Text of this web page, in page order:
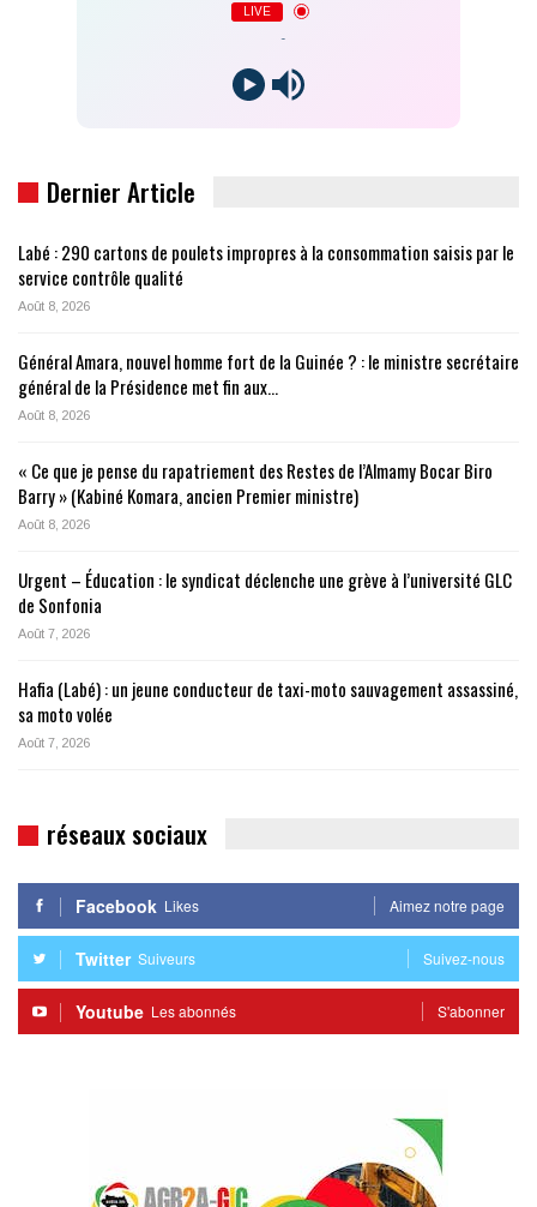
LIVE
Dernier Article
Labé : 290 cartons de poulets impropres à la consommation saisis par le
service contrôle qualité
Août 8, 2026
Général Amara, nouvel homme fort de la Guinée ? : le ministre secrétaire
général de la Présidence met fin aux…
Août 8, 2026
« Ce que je pense du rapatriement des Restes de l’Almamy Bocar Biro
Barry » (Kabiné Komara, ancien Premier ministre)
Août 8, 2026
Urgent – Éducation : le syndicat déclenche une grève à l’université GLC
de Sonfonia
Août 7, 2026
Hafia (Labé) : un jeune conducteur de taxi-moto sauvagement assassiné,
sa moto volée
Août 7, 2026
réseaux sociaux
Facebook Likes Aimez notre page
Twitter Suiveurs Suivez-nous
Youtube Les abonnés S'abonner